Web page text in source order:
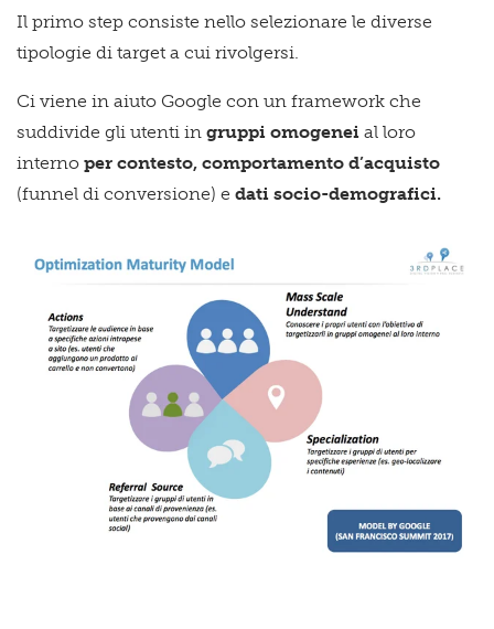
Il primo step consiste nello selezionare le diverse
tipologie di target a cui rivolgersi.
Ci viene in aiuto Google con un framework che
suddivide gli utenti in gruppi omogenei al loro
interno per contesto, comportamento d’acquisto
(funnel di conversione) e dati socio-demografici.